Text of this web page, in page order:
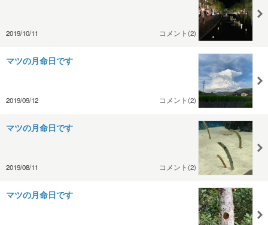
2019/10/11 コメント(2)
マツの月命日です
2019/09/12 コメント(2)
マツの月命日です
2019/08/11 コメント(2)
マツの月命日です